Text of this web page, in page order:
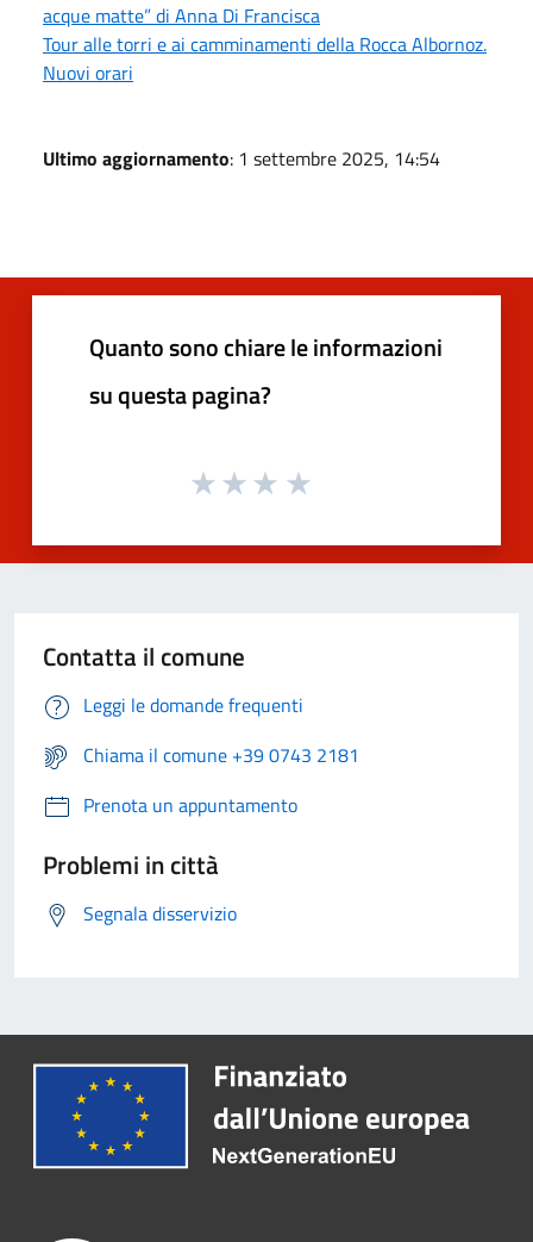
acque matte” di Anna Di Francisca
Tour alle torri e ai camminamenti della Rocca Albornoz.
Nuovi orari
Ultimo aggiornamento: 1 settembre 2025, 14:54
Quanto sono chiare le informazioni
su questa pagina?
Contatta il comune
Leggi le domande frequenti
Chiama il comune +39 0743 2181
Prenota un appuntamento
Problemi in città
Segnala disservizio